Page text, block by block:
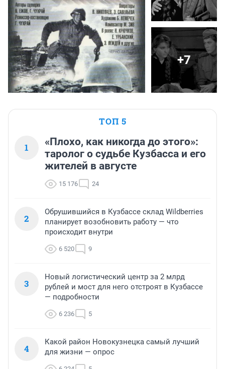
+7
ТОП 5
1
«Плохо, как никогда до этого»:
таролог о судьбе Кузбасса и его
жителей в августе
15 176 24
2
Обрушившийся в Кузбассе склад Wildberries
планирует возобновить работу — что
происходит внутри
6 520 9
3
Новый логистический центр за 2 млрд
рублей и мост для него отстроят в Кузбассе
— подробности
6 236 5
4
Какой район Новокузнецка самый лучший
для жизни — опрос